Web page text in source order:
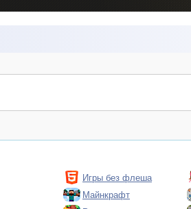
Игры без флеша
Майнкрафт